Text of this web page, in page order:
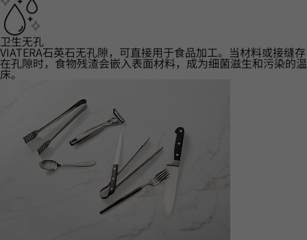
卫生无孔
VIATERA石英石无孔隙，可直接用于食品加工。当材料或接缝存
在孔隙时，食物残渣会嵌入表面材料，成为细菌滋生和污染的温
床。